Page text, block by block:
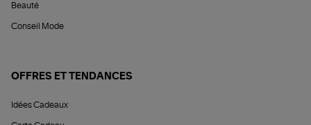
Beauté
Conseil Mode
OFFRES ET TENDANCES
Idées Cadeaux